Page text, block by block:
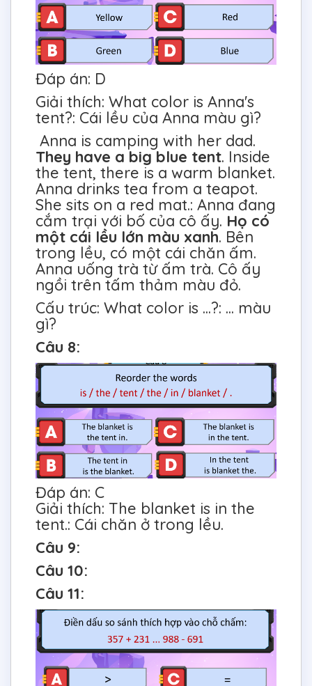
Đáp án: D
Giải thích: What color is Anna's
tent?: Cái lều của Anna màu gì?
Anna is camping with her dad.
They have a big blue tent. Inside
the tent, there is a warm blanket.
Anna drinks tea from a teapot.
She sits on a red mat.: Anna đang
cắm trại với bố của cô ấy. Họ có
một cái lều lớn màu xanh. Bên
trong lều, có một cái chăn ấm.
Anna uống trà từ ấm trà. Cô ấy
ngồi trên tấm thảm màu đỏ.
Cấu trúc: What color is ...?: ... màu
gì?
Câu 8:
Đáp án: C
Giải thích: The blanket is in the
tent.: Cái chăn ở trong lều.
Câu 9:
Câu 10:
Câu 11: